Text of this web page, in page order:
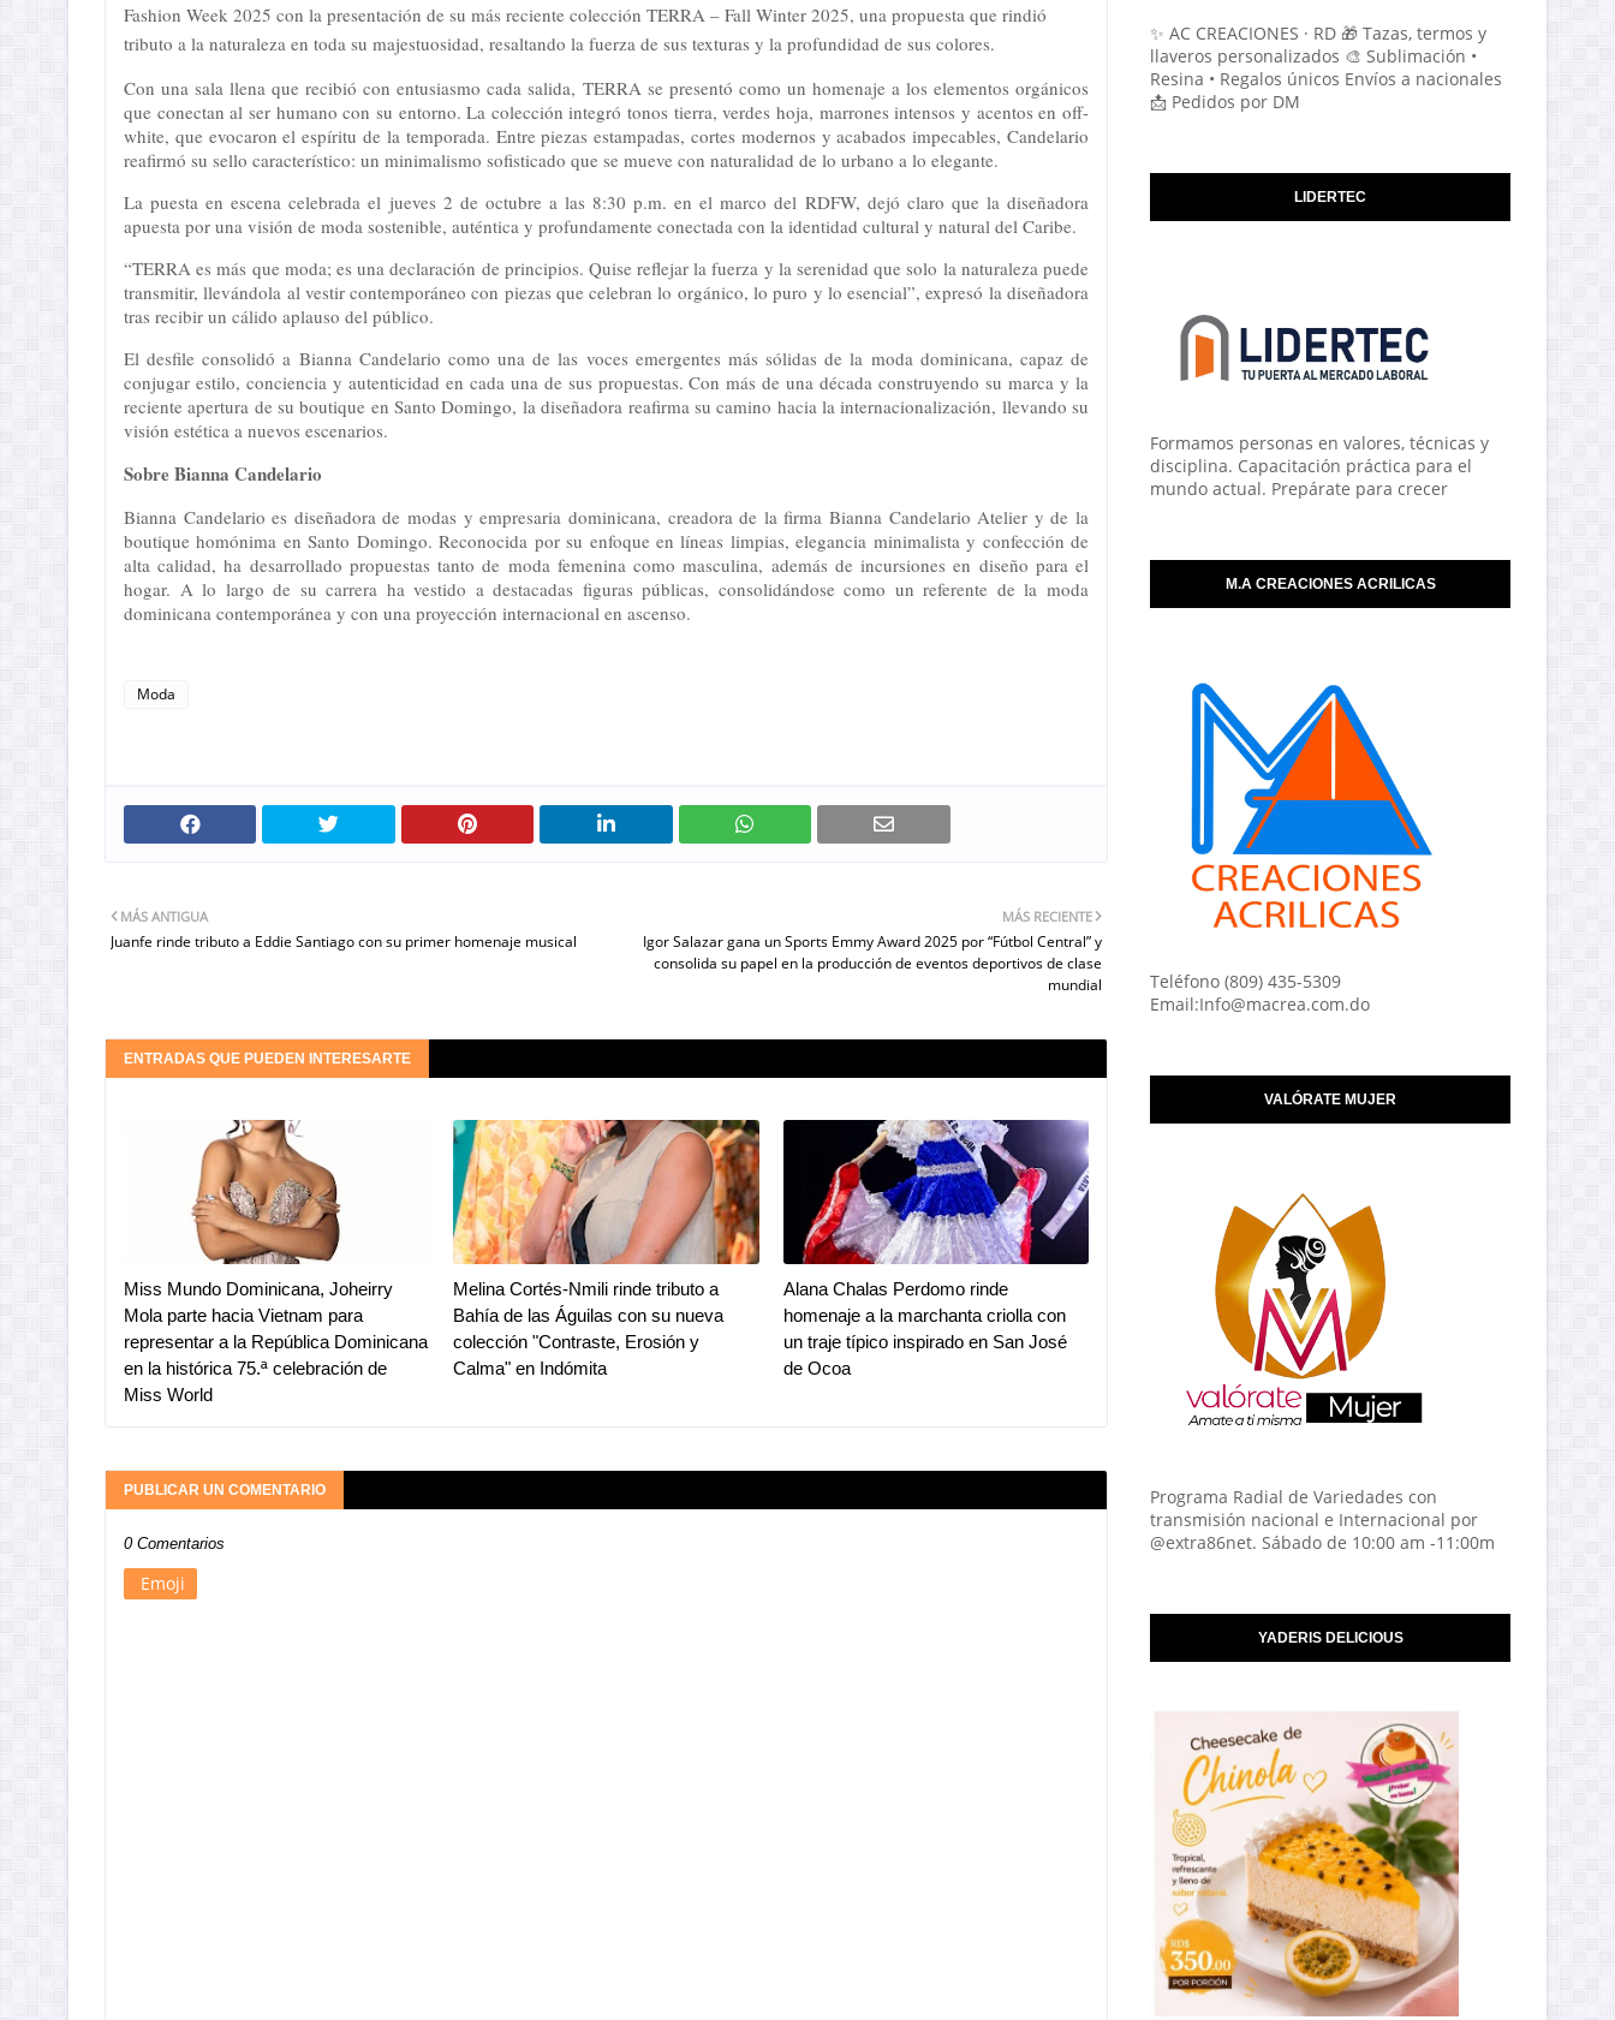
Fashion Week 2025 con la presentación de su más reciente colección TERRA – Fall Winter 2025, una propuesta que rindió
tributo a la naturaleza en toda su majestuosidad, resaltando la fuerza de sus texturas y la profundidad de sus colores.
Con una sala llena que recibió con entusiasmo cada salida, TERRA se presentó como un homenaje a los elementos orgánicos
que conectan al ser humano con su entorno. La colección integró tonos tierra, verdes hoja, marrones intensos y acentos en off-
white, que evocaron el espíritu de la temporada. Entre piezas estampadas, cortes modernos y acabados impecables, Candelario
reafirmó su sello característico: un minimalismo sofisticado que se mueve con naturalidad de lo urbano a lo elegante.
La puesta en escena celebrada el jueves 2 de octubre a las 8:30 p.m. en el marco del RDFW, dejó claro que la diseñadora
apuesta por una visión de moda sostenible, auténtica y profundamente conectada con la identidad cultural y natural del Caribe.
“TERRA es más que moda; es una declaración de principios. Quise reflejar la fuerza y la serenidad que solo la naturaleza puede
transmitir, llevándola al vestir contemporáneo con piezas que celebran lo orgánico, lo puro y lo esencial”, expresó la diseñadora
tras recibir un cálido aplauso del público.
El desfile consolidó a Bianna Candelario como una de las voces emergentes más sólidas de la moda dominicana, capaz de
conjugar estilo, conciencia y autenticidad en cada una de sus propuestas. Con más de una década construyendo su marca y la
reciente apertura de su boutique en Santo Domingo, la diseñadora reafirma su camino hacia la internacionalización, llevando su
visión estética a nuevos escenarios.
Sobre Bianna Candelario
Bianna Candelario es diseñadora de modas y empresaria dominicana, creadora de la firma Bianna Candelario Atelier y de la
boutique homónima en Santo Domingo. Reconocida por su enfoque en líneas limpias, elegancia minimalista y confección de
alta calidad, ha desarrollado propuestas tanto de moda femenina como masculina, además de incursiones en diseño para el
hogar. A lo largo de su carrera ha vestido a destacadas figuras públicas, consolidándose como un referente de la moda
dominicana contemporánea y con una proyección internacional en ascenso.
Moda
MÁS RECIENTE
Igor Salazar gana un Sports Emmy Award 2025 por “Fútbol Central” y
consolida su papel en la producción de eventos deportivos de clase
mundial
MÁS ANTIGUA
Juanfe rinde tributo a Eddie Santiago con su primer homenaje musical
ENTRADAS QUE PUEDEN INTERESARTE
Miss Mundo Dominicana, Joheirry
Mola parte hacia Vietnam para
representar a la República Dominicana
en la histórica 75.ª celebración de
Miss World
Melina Cortés-Nmili rinde tributo a
Bahía de las Águilas con su nueva
colección "Contraste, Erosión y
Calma" en Indómita
Alana Chalas Perdomo rinde
homenaje a la marchanta criolla con
un traje típico inspirado en San José
de Ocoa
PUBLICAR UN COMENTARIO
0 Comentarios
Emoji
✨ AC CREACIONES · RD 🎁 Tazas, termos y
llaveros personalizados 🎨 Sublimación •
Resina • Regalos únicos Envíos a nacionales
📩 Pedidos por DM
LIDERTEC
Formamos personas en valores, técnicas y
disciplina. Capacitación práctica para el
mundo actual. Prepárate para crecer
M.A CREACIONES ACRILICAS
Teléfono (809) 435-5309
Email:Info@macrea.com.do
VALÓRATE MUJER
Programa Radial de Variedades con
transmisión nacional e Internacional por
@extra86net. Sábado de 10:00 am -11:00m
YADERIS DELICIOUS